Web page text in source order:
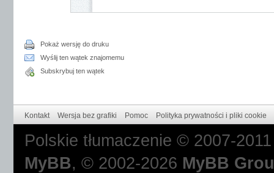
Pokaż wersję do druku
Wyślij ten wątek znajomemu
Subskrybuj ten wątek
Kontakt Wersja bez grafiki Pomoc Polityka prywatności i pliki cookie
Polskie tłumaczenie © 2007-
MyBB, © 2002-2026 MyBB